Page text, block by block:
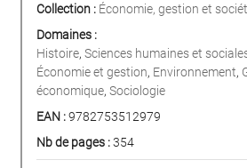
Collection : Économie, gestion et
Domaines :
Histoire, Sciences humaines et
Économie et gestion, Environnement,
économique, Sociologie
EAN :9782753512979
Nb de pages :354